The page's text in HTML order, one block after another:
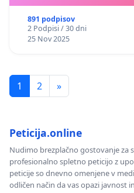
891 podpisov
2 Podpisi / 30 dni
25 Nov 2025
1 2 »
Peticija.online
Nudimo brezplačno gostovanje za
profesionalno spletno peticijo z
peticije so dnevno omenjene v
odličen način da vas opazi javnost